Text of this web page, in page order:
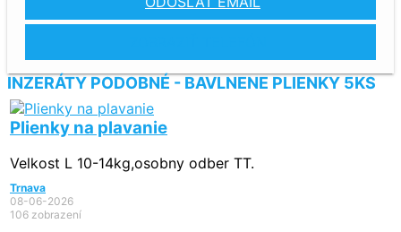
INZERÁTY PODOBNÉ - BAVLNENE PLIENKY 5KS
Plienky na plavanie
Velkost L 10-14kg,osobny odber TT.
Trnava
08-06-2026
106 zobrazení